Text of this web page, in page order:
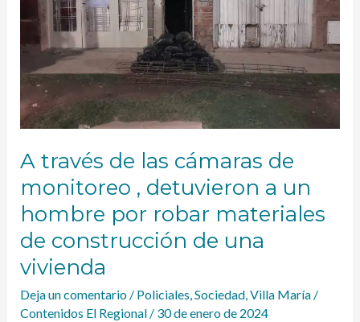
A través de las cámaras de
monitoreo , detuvieron a un
hombre por robar materiales
de construcción de una
vivienda
Deja un comentario / Policiales,Sociedad,Villa María/
Contenidos El Regional / 30 de enero de 2024
detuvieron
un
hombre
por
robar
materiales
construcción
de
una